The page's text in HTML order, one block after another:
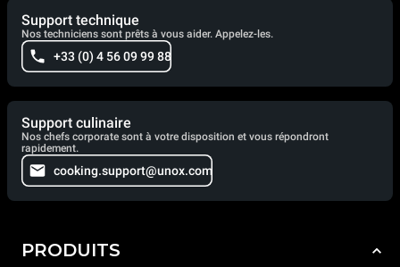
Support technique
Nos techniciens sont prêts à vous aider. Appelez-les.
+33 (0) 4 56 09 99 88
Support culinaire
Nos chefs corporate sont à votre disposition et vous répondront
rapidement.
cooking.support@unox.com
PRODUITS